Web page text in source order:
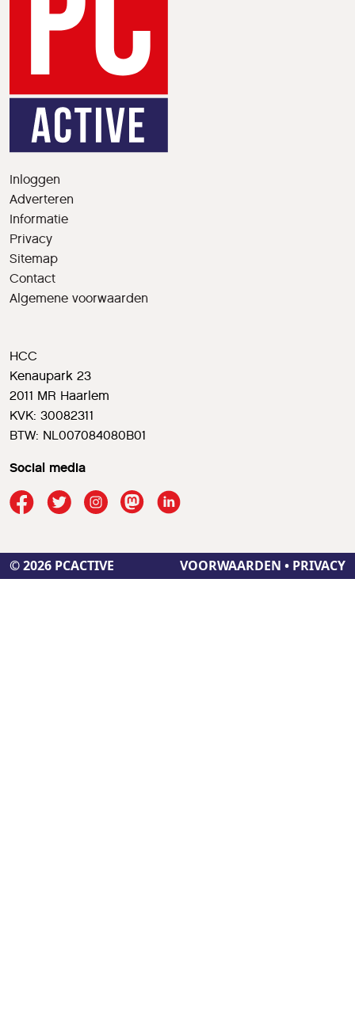
Inloggen
Adverteren
Informatie
Privacy
Sitemap
Contact
Algemene voorwaarden
HCC
Kenaupark 23
2011 MR Haarlem
KVK: 30082311
BTW: NL007084080B01
Social media
© 2026 PCACTIVE VOORWAARDEN • PRIVACY